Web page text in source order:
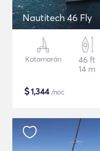
Nautitech 46 Fly
Katamarán
46 ft
14 m
$1,344/noc